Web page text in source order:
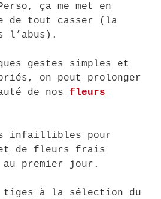
ça me met en
de tout casser (la
l’abus).
gestes simples et
on peut prolonger
de nos fleurs
infaillibles pour
de fleurs frais
au premier jour.
tiges à la sélection du